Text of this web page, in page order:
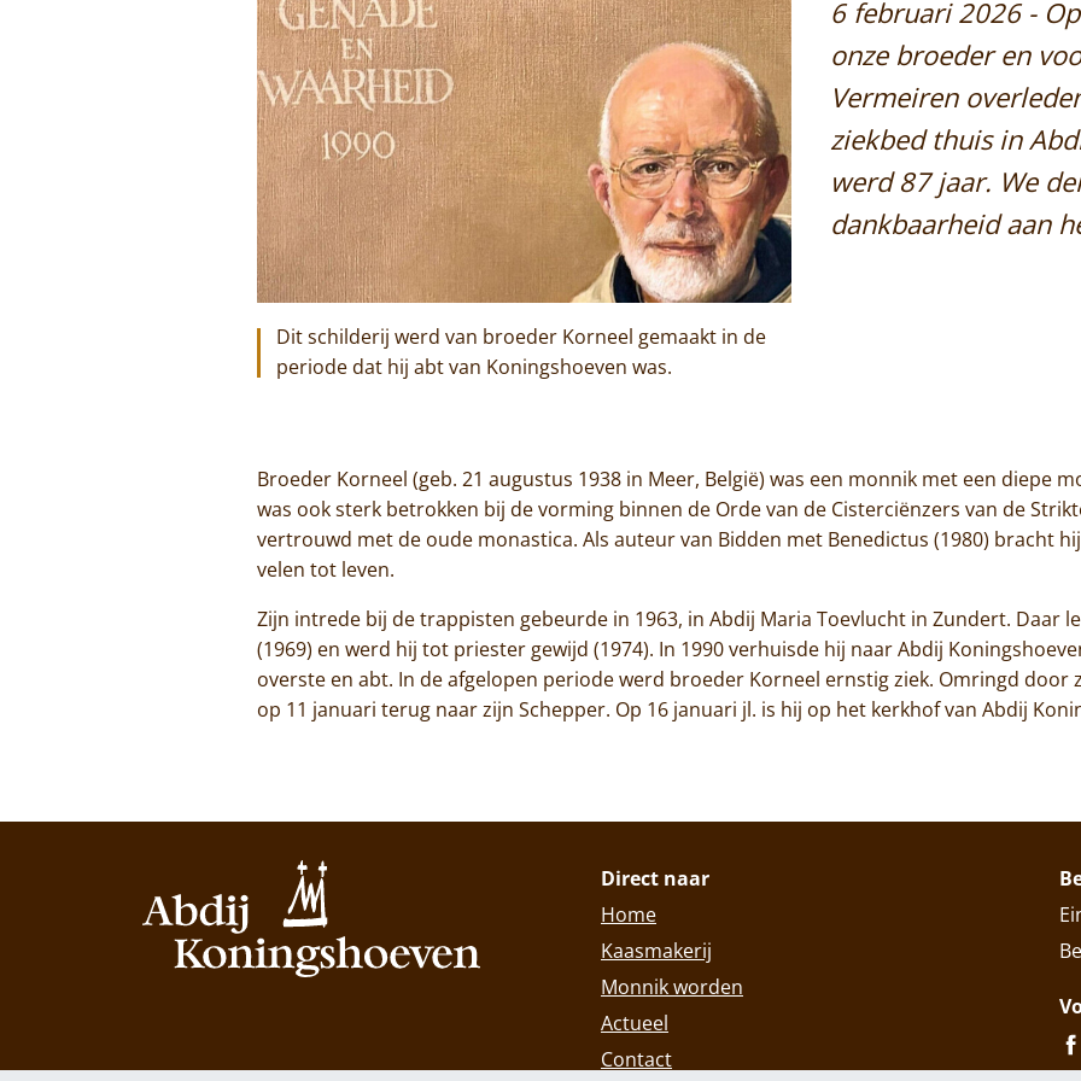
Home
Trappisten
De abdij
Jammakerij
Dit schilderij werd van broeder Korneel gemaakt in de
periode dat hij abt van Koningshoeven was.
6 februari 2026 -
onze broeder en
Vermeiren
ziekbed thuis in
werd 87 jaar. We
dankbaarheid aan
Broeder Korneel (geb. 21 augustus 1938 in Meer, België) was een monnik met een diepe
was ook sterk betrokken bij de vorming binnen de Orde van de Cisterciënzers van de
vertrouwd met de oude monastica. Als auteur van Bidden met Benedictus (1980) bracht
velen tot leven.
Zijn intrede bij de trappisten gebeurde in 1963, in Abdij Maria Toevlucht in Zundert. Daar
(1969) en werd hij tot priester gewijd (1974). In 1990 verhuisde hij naar Abdij
overste en abt. In de afgelopen periode werd broeder Korneel ernstig ziek. Omringd door
op 11 januari terug naar zijn Schepper. Op 16 januari jl. is hij op het kerkhof van Abdij
Direct naar
Home
Kaasmakerij
Monnik worden
Actueel
Contact